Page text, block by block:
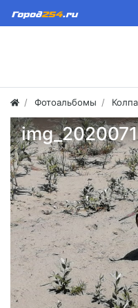
Фотоальбомы